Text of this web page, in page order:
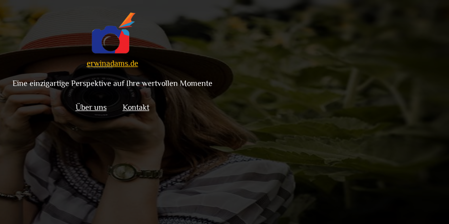
erwinadams.de
Eine einzigartige Perspektive auf Ihre wertvollen Momente
Über uns Kontakt